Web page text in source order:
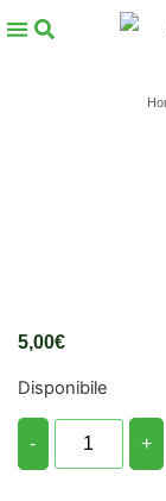
5,00€
Disponibile
- +